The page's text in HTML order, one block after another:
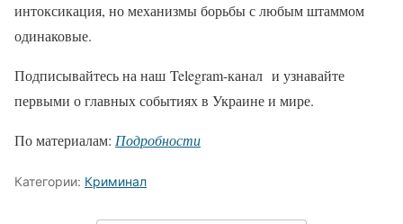
интоксикация, но механизмы борьбы с любым штаммом
одинаковые.
Подписывайтесь на наш Telegram-канал и узнавайте
первыми о главных событиях в Украине и мире.
По материалам: Подробности
Категории: Криминал